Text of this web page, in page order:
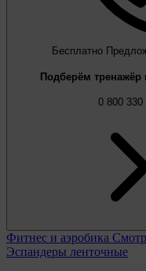
Бесплатно
Подберём
0 800 330
Фитнес и аэробика
Эспандеры ленточные